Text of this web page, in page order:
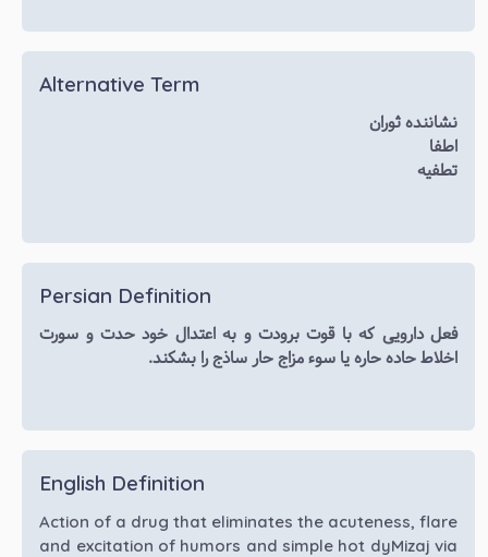
Alternative Term
نشاننده ثوران
اطفا
تطفیه
Persian Definition
فعل دارویی که با قوت برودت و به اعتدال خود حدت و سورت
اخلاط حاده حاره یا سوء مزاج حار ساذج را بشکند.
English Definition
Action of a drug that eliminates the acuteness, flare
and excitation of humors and simple hot dyMizaj via